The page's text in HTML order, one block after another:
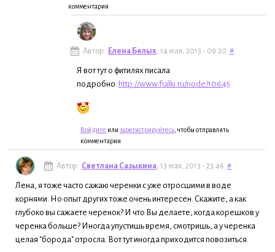
комментарии
Автор: Елена Белых, 14 мая, 2013 - 09:20 #
Я вот тут о фитилях писала
подробно: http://www.fialki.ru/node/10645
Войдите или зарегистрируйтесь , чтобы отправлять
комментарии
Автор: Светлана Сазыкина, 13 мая, 2013 - 23:46 #
Лена, я тоже часто сажаю черенки с уже отросшими в воде
корнями. Но опыт других тоже очень интересен. Скажите, а как
глубоко вы сажаете черенок? И что Вы делаете, когда корешков у
черенка больше? Иногда упустишь время, смотришь, а у черенка
целая "борода" отросла. Вот тут иногда приходится повозиться.